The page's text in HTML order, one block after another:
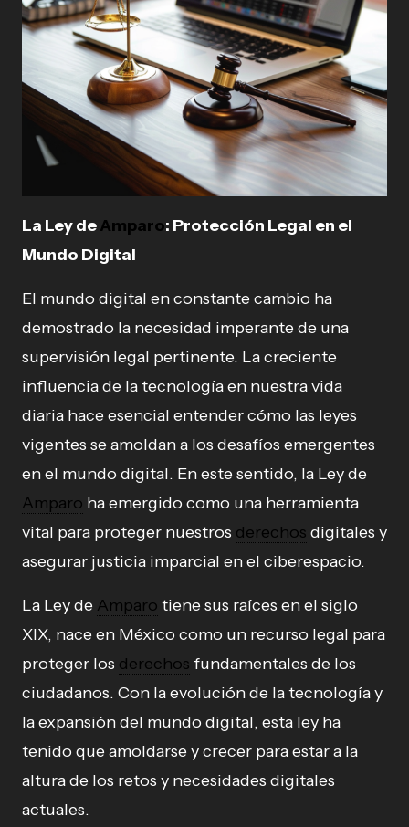
La Ley deAmparo: Protección Legal en el
Mundo Digital
El mundo digital en constante cambio ha
demostrado la necesidad imperante de una
supervisión legal pertinente. La creciente
influencia de la tecnología en nuestra vida
diaria hace esencial entender cómo las leyes
vigentes se amoldan a los desafíos emergentes
en el mundo digital. En este sentido, la Ley de
Amparo ha emergido como una herramienta
vital para proteger nuestros derechos digitales y
asegurar justicia imparcial en el ciberespacio.
La Ley de Amparo tiene sus raíces en el siglo
XIX, nace en México como un recurso legal para
proteger los derechos fundamentales de los
ciudadanos. Con la evolución de la tecnología y
la expansión del mundo digital, esta ley ha
tenido que amoldarse y crecer para estar a la
altura de los retos y necesidades digitales
actuales.